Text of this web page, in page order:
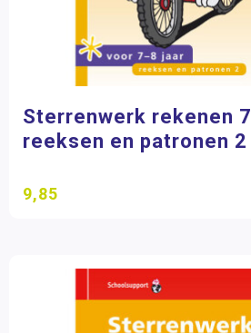
Sterrenwerk rekenen
reeksen en patronen 2
9,85